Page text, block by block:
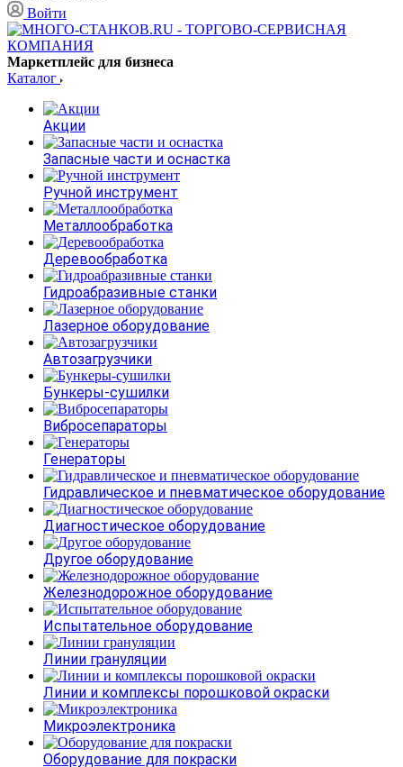
Войти
Маркетплейс для бизнеса
Каталог
Акции
Запасные части и оснастка
Ручной инструмент
Металлообработка
Деревообработка
Гидроабразивные станки
Лазерное оборудование
Автозагрузчики
Бункеры-сушилки
Вибросепараторы
Генераторы
Гидравлическое и пневматическое оборудование
Диагностическое оборудование
Другое оборудование
Железнодорожное оборудование
Испытательное оборудование
Линии грануляции
Линии и комплексы порошковой окраски
Микроэлектроника
Оборудование для покраски